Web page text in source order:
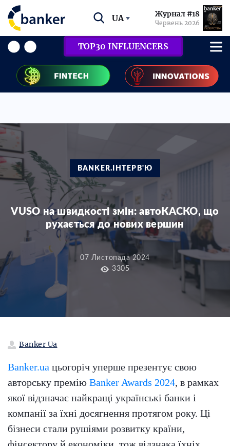
UA Журнал #18
Червень 2026
TOP30 INFLUENCERS
BANKER.ІНТЕРВ'Ю
VUSО на швидкості змін: автоКАСКО, що
рухається до нових вершин
07 Листопада 2024
3305
Banker Ua
Banker.ua цьогоріч уперше презентує свою
авторську премію Banker Awards 2024, в рамках
якої відзначає найкращі українські банки і
компанії за їхні досягнення протягом року. Ці
бізнеси стали рушіями розвитку країни,